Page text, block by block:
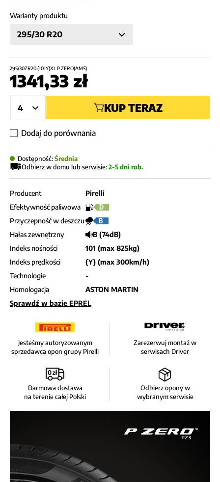
Warianty produktu
295/30 R20
295/30ZR20 (101Y)XL P ZERO(AMS)
1341,33 zł
4 KUP TERAZ
Dodaj do porównania
Dostępność:Średnia
Odbierz w domu lub serwisie:2-5 dni rob.
Producent
Pirelli
Efektywność paliwowa
D
Przyczepność w deszczu B
Hałas zewnętrzny
B (74dB)
Indeks nośności
101 (max 825kg)
Indeks prędkości
(Y) (max 300km/h)
Technologie
-
Homologacja
ASTON MARTIN
Sprawdź w bazie EPREL
Jesteśmy autoryzowanym
sprzedawcą opon grupy Pirelli
Zarezerwuj montaż w
serwisach Driver
Darmowa dostawa
na terenie całej Polski
Odbierz opony w
wybranym serwisie